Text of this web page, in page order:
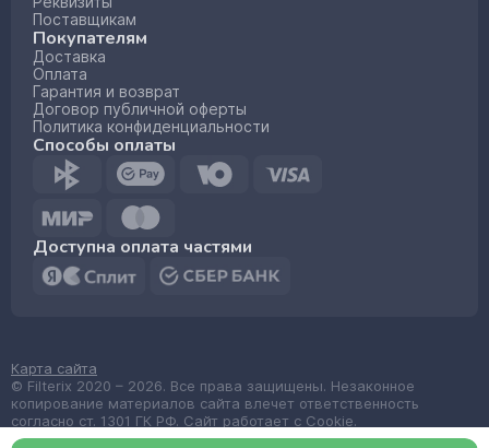
Поставщикам
Покупателям
Доставка
Оплата
Гарантия и возврат
Договор публичной оферты
Политика конфиденциальности
Способы оплаты
Доступна оплата частями
© Filterix 2020 – 2026. Все права защищены. Незаконное
копирование материалов сайта влечет ответственность
согласно ст. 1301 ГК РФ. Сайт работает с Cookie.
Карта сайта